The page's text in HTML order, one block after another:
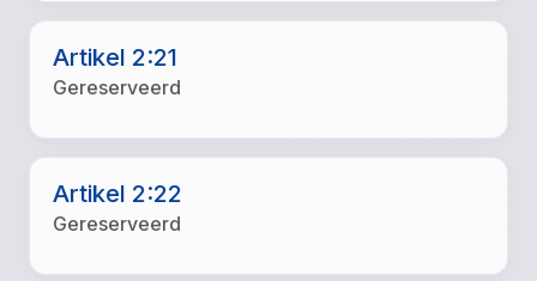
Artikel 2:21
Gereserveerd
Artikel 2:22
Gereserveerd